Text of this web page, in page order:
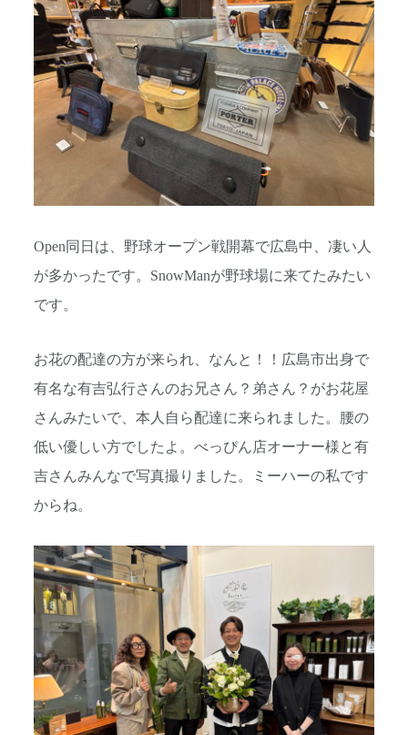
Open同日は、野球オープン戦開幕で広島中、凄い人
が多かったです。SnowManが野球場に来てたみたい
です。
お花の配達の方が来られ、なんと！！広島市出身で
有名な有吉弘行さんのお兄さん？弟さん？がお花屋
さんみたいで、本人自ら配達に来られました。腰の
低い優しい方でしたよ。べっぴん店オーナー様と有
吉さんみんなで写真撮りました。ミーハーの私です
からね。